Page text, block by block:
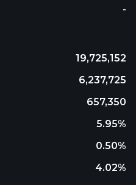
-
19,725,152
6,237,725
657,350
5.95%
0.50%
4.02%